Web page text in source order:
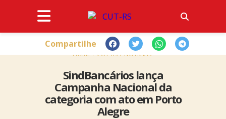
HOME CUT-RS NOTÍCIAS
SindBancários lança
Campanha Nacional da
categoria com ato em Porto
Alegre
Compartilhe